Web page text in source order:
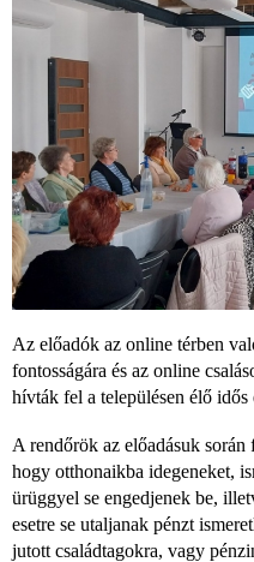
Az előadók az online térben
fontosságára és az online
hívták fel a településen élő
A rendőrök az előadásuk
hogy otthonaikba idegeneket,
ürüggyel se engedjenek be,
esetre se utaljanak pénzt
jutott családtagokra, vagy